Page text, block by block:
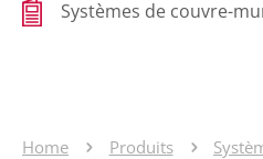
Systèmes de couvre-
Home Produits